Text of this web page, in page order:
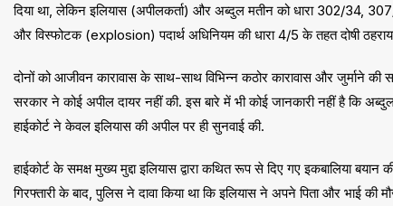
दिया था, लेकिन इलियास (अपीलकर्ता) और अब्दुल मतीन को धारा 302/34,
और विस्फोटक (explosion) पदार्थ अधिनियम की धारा 4/5 के तहत दोषी
दोनों को आजीवन कारावास के साथ-साथ विभिन्न कठोर कारावास और जुर्माने
सरकार ने कोई अपील दायर नहीं की. इस बारे में भी कोई जानकारी नहीं है कि
हाईकोर्ट ने केवल इलियास की अपील पर ही सुनवाई की.
हाईकोर्ट के समक्ष मुख्य मुद्दा इलियास द्वारा कथित रूप से दिए गए इकबालिया
गिरफ्तारी के बाद, पुलिस ने दावा किया था कि इलियास ने अपने पिता और भाई